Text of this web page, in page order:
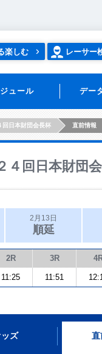
楽しむ レーサー
ュール デー
回日本財団会長杯 直前情報
４回日本財団
2月13日
順延
2R 3R
11:25 11:51
ズ 直